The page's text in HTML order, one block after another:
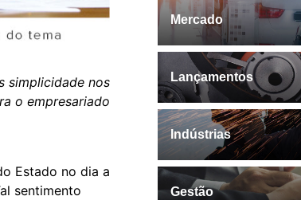
simplicidade nos
o empresariado
Estado no dia a
sentimento
Mercado
Lançamentos
Indústrias
Gestão